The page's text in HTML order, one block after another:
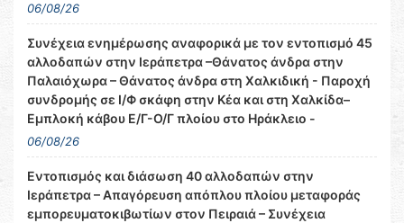
06/08/26
Συνέχεια ενημέρωσης αναφορικά με τον εντοπισμό 45
αλλοδαπών στην Ιεράπετρα –Θάνατος άνδρα στην
Παλαιόχωρα – Θάνατος άνδρα στη Χαλκιδική - Παροχή
συνδρομής σε Ι/Φ σκάφη στην Κέα και στη Χαλκίδα–
Εμπλοκή κάβου Ε/Γ-Ο/Γ πλοίου στο Ηράκλειο -
06/08/26
Εντοπισμός και διάσωση 40 αλλοδαπών στην
Ιεράπετρα – Απαγόρευση απόπλου πλοίου μεταφοράς
εμπορευματοκιβωτίων στον Πειραιά – Συνέχεια